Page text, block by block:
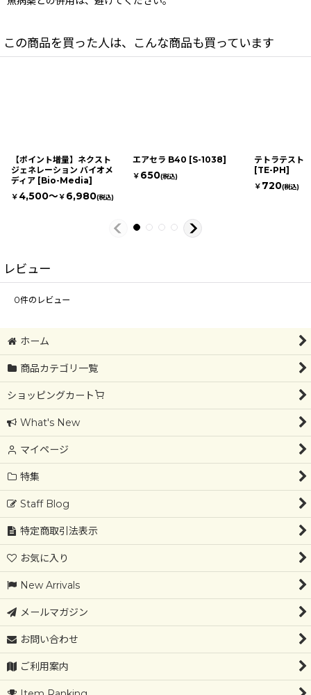
この商品を買った人は、こんな商品も買っています
【ポイント増量】ネクスト
ジェネレーション バイオメ
ディア [Bio-Media]
￥ 4,500～￥ 6,980(税込)
エアセラ B40 [S-1038]
￥ 650(税込)
テトラテス
[TE-PH]
￥ 720(税込)
レビュー
0件のレビュー
ホーム
商品カテゴリ一覧
ショッピングカート
What's New
マイページ
特集
Staff Blog
特定商取引法表示
お気に入り
New Arrivals
メールマガジン
お問い合わせ
ご利用案内